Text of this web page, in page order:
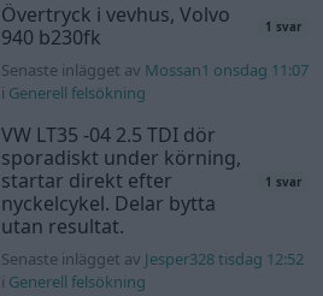
Övertryck i vevhus, Volvo
940 b230fk
1 svar
Senaste inlägget av Mossan1 onsdag 11:07
i Generell felsökning
VW LT35 -04 2.5 TDI dör
sporadiskt under körning,
startar direkt efter
nyckelcykel. Delar bytta
utan resultat.
1 svar
Senaste inlägget av Jesper328 tisdag 12:52
i Generell felsökning